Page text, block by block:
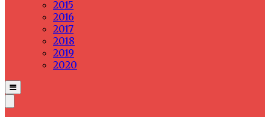
2015
2016
2017
2018
2019
2020